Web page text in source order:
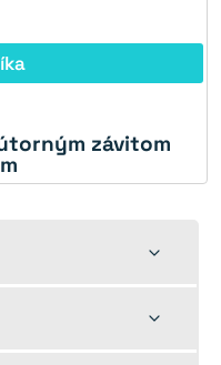
závitom
Toggle
Toggle